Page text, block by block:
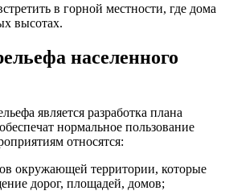
в горной местности, где дома
высотах.
населенного
является разработка плана
нормальное пользование
относятся:
окружающей территории, которые
дорог, площадей, домов;